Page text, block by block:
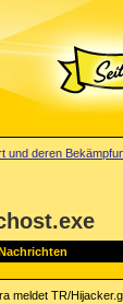
und deren
meldet TR/